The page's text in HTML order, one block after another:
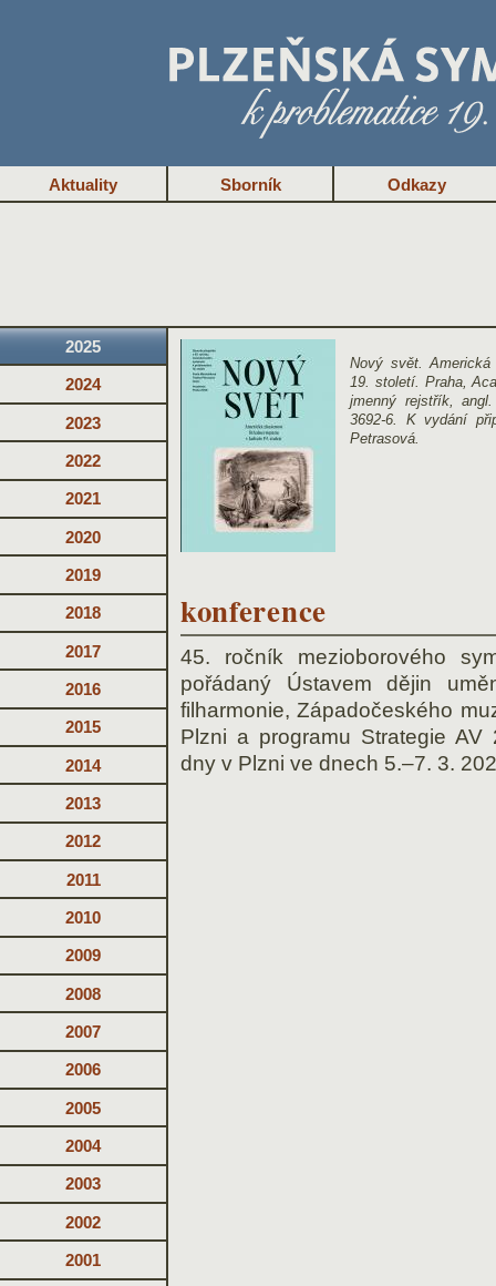
Aktuality Sborník Odkazy
2025
2024
2023
2022
2021
2020
2019
2018
2017
2016
2015
2014
2013
2012
2011
2010
2009
2008
2007
2006
2005
2004
2003
2002
2001
Nový svět. Americká
19. století. Praha,
jmenný rejstřík,
3692-6. K vydání
Petrasová.
konference
45. ročník mezioborového
pořádaný Ústavem dějin
filharmonie, Západočeského
Plzni a programu Strategie
dny v Plzni ve dnech 5.–7. 3.